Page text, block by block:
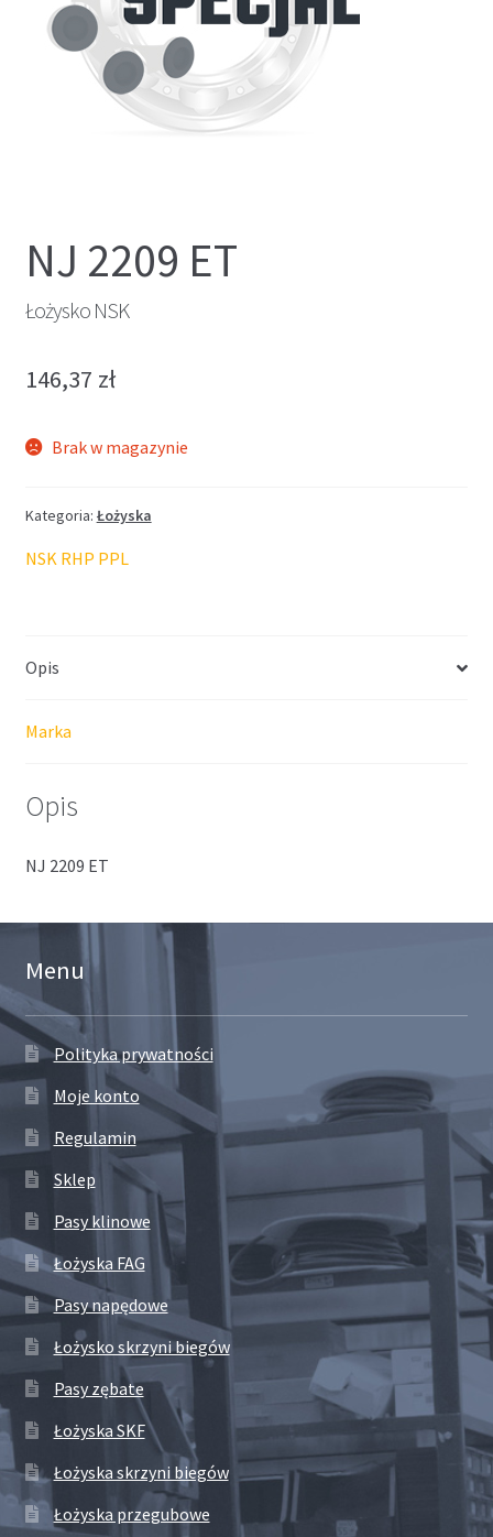
NJ 2209 ET
Łożysko NSK
146,37 zł
Brak w magazynie
Kategoria: Łożyska
NSK RHP PPL
Opis
Marka
Opis
NJ 2209 ET
Menu
Polityka prywatności
Moje konto
Regulamin
Sklep
Pasy klinowe
Łożyska FAG
Pasy napędowe
Łożysko skrzyni biegów
Pasy zębate
Łożyska SKF
Łożyska skrzyni biegów
Łożyska przegubowe